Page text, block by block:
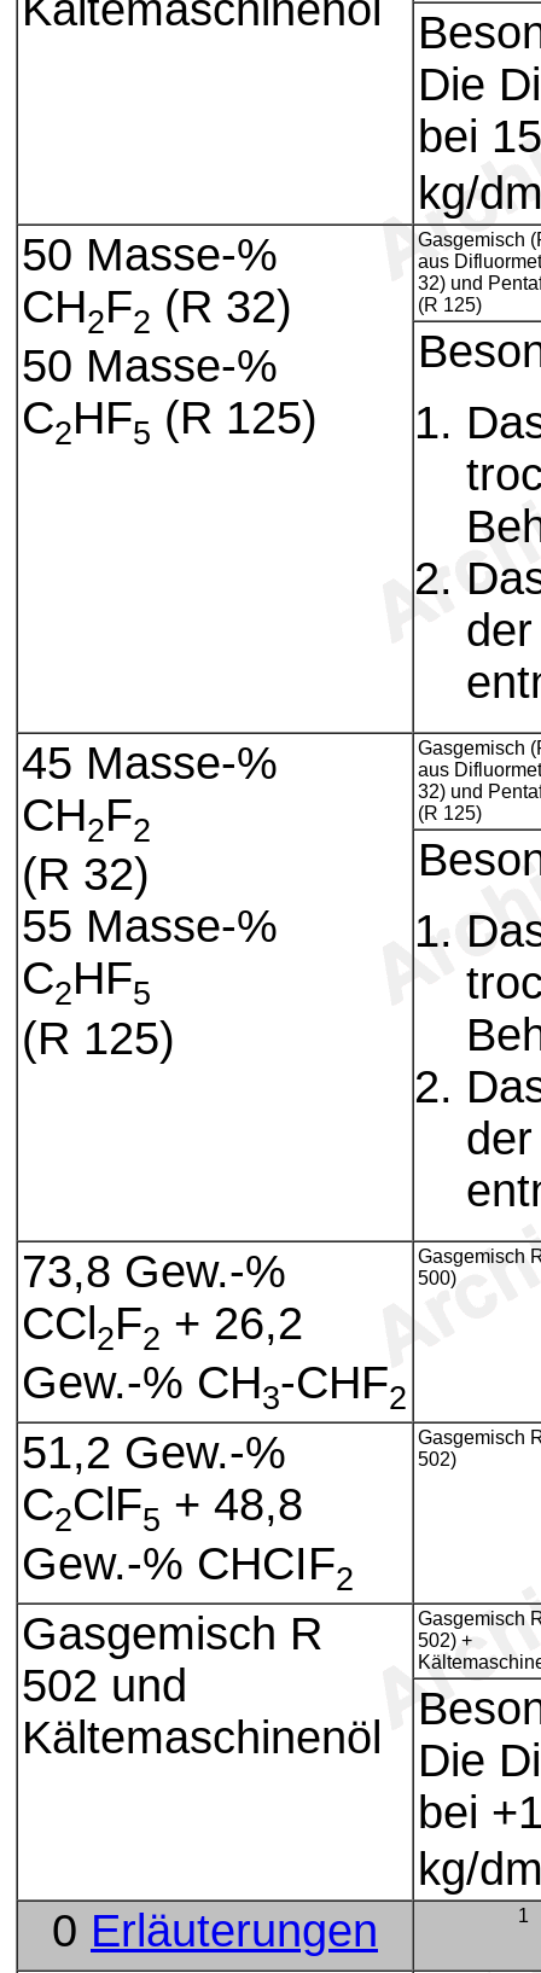
Die
bei
kg/
50 Masse-%
CH2F2 (R 32)
50 Masse-%
C2HF5 (R 125)
Gasgemisch
aus
32) und
(R 125)
45 Masse-%
CH2F2
(R 32)
55 Masse-%
C2HF5
(R 125)
Gasgemisch
aus
32) und
(R 125)
73,8 Gew.-%
CCl 2F2 + 26,2
Gew.-% CH3-CHF2
Gasgemisch
500)
51,2 Gew.-%
C2ClF5 + 48,8
Gew.-% CHCIF2
Gasgemisch
502)
Gasgemisch R
502 und
Kältemaschinenöl
Gasgemisch
502) +
Die
bei
kg/
0 Erläuterungen 1